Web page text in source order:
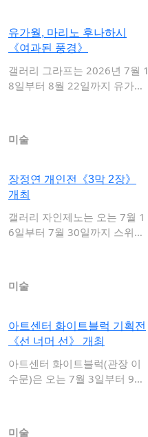
유가월, 마리노 후나하시
《여과된 풍경》
갤러리 그라프는 2026년 7월 1
8일부터 8월 22일까지 유가월
미술
장정연 개인전《3막 2장》
개최
갤러리 자인제노는 오는 7월 1
6일부터 7월 30일까지 스위스
미술
아트센터 화이트블럭 기획전
《선 너머 선》 개최
아트센터 화이트블럭(관장 이
수문)은 오는 7월 3일부터 9월
미술